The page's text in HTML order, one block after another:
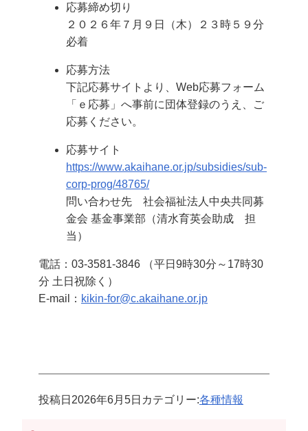
応募締め切り
２０２６年７月９日（木）２３時５９分
必着
応募方法
下記応募サイトより、Web応募フォーム
「ｅ応募」へ事前に団体登録のうえ、ご
応募ください。
応募サイト
https://www.akaihane.or.jp/subsidies/sub-
corp-prog/48765/
問い合わせ先 社会福祉法人中央共同募
金会 基金事業部（清水育英会助成 担
当）
電話：03-3581-3846 （平日9時30分～17時30
分 土日祝除く）
E-mail： kikin-for@c.akaihane.or.jp
投稿日 2026年6月5日 カテゴリー:各種情報